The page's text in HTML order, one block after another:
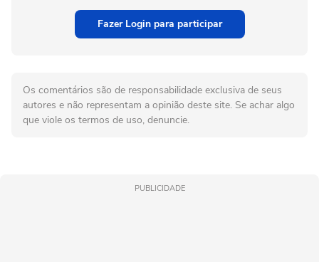
Fazer Login para participar
Os comentários são de responsabilidade exclusiva de seus
autores e não representam a opinião deste site. Se achar algo
que viole os termos de uso, denuncie.
PUBLICIDADE